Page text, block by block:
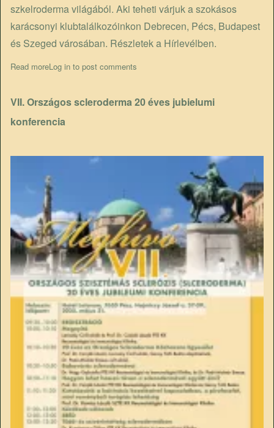
szkelroderma világából. Aki teheti várjuk a szokásos
karácsonyi klubtalálkozóinkon Debrecen, Pécs, Budapest
és Szeged városában. Részletek a Hírlevélben.
Read moreabout Megjelent a legújabb Hírlevél
Log in to post comments
VII. Országos scleroderma 20 éves jubielumi
konferencia